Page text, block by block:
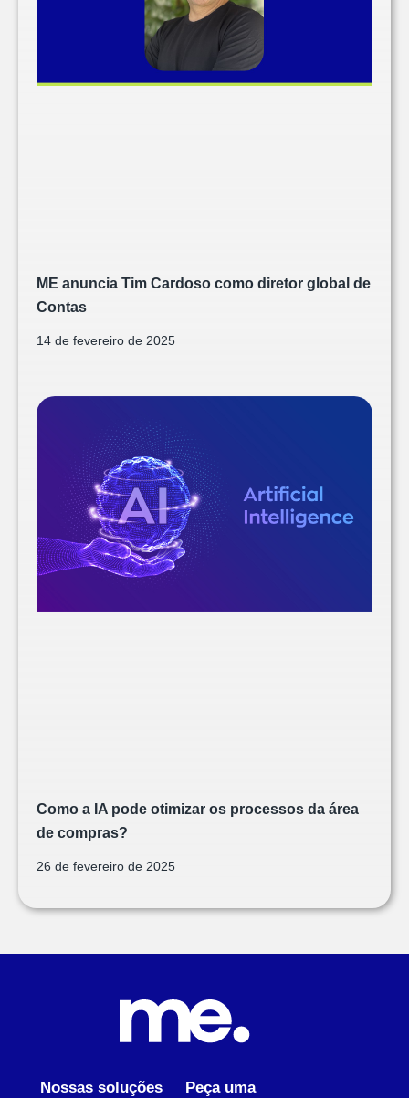
ME anuncia Tim Cardoso como diretor global de
Contas
14 de fevereiro de 2025
Como a IA pode otimizar os processos da área
de compras?
26 de fevereiro de 2025
Nossas soluções
Peça uma